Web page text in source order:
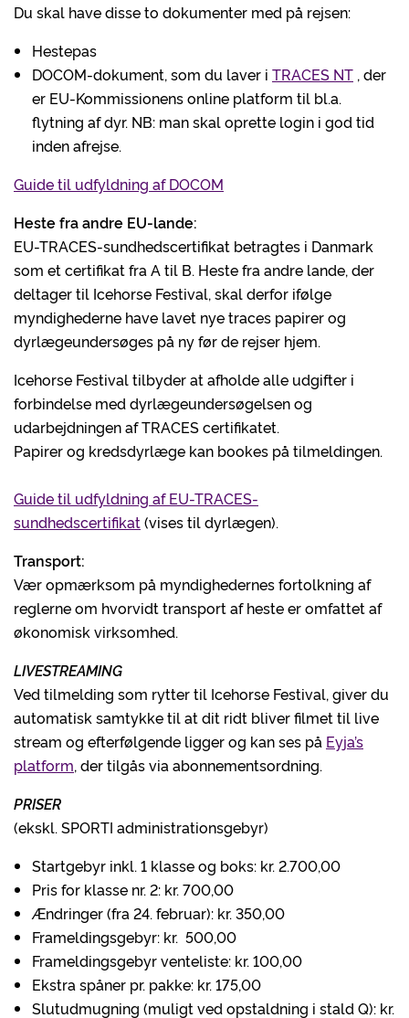
Du skal have disse to dokumenter med på rejsen:
Hestepas
DOCOM-dokument, som du laver i TRACES NT , der
er EU-Kommissionens online platform til bl.a.
flytning af dyr. NB: man skal oprette login i god tid
inden afrejse.
Guide til udfyldning af DOCOM
Heste fra andre EU-lande:
EU-TRACES-sundhedscertifikat betragtes i Danmark
som et certifikat fra A til B. Heste fra andre lande, der
deltager til Icehorse Festival, skal derfor ifølge
myndighederne have lavet nye traces papirer og
dyrlægeundersøges på ny før de rejser hjem.
Icehorse Festival tilbyder at afholde alle udgifter i
forbindelse med dyrlægeundersøgelsen og
udarbejdningen af TRACES certifikatet.
Papirer og kredsdyrlæge kan bookes på tilmeldingen.
Guide til udfyldning af EU-TRACES-
sundhedscertifikat(vises til dyrlægen).
Transport:
Vær opmærksom på myndighedernes fortolkning af
reglerne om hvorvidt transport af heste er omfattet af
økonomisk virksomhed.
LIVESTREAMING
Ved tilmelding som rytter til Icehorse Festival, giver du
automatisk samtykke til at dit ridt bliver filmet til live
stream og efterfølgende ligger og kan ses på Eyja’s
platform, der tilgås via abonnementsordning.
PRISER
(ekskl. SPORTI administrationsgebyr)
Startgebyr inkl. 1 klasse og boks: kr. 2.700,00
Pris for klasse nr. 2: kr. 700,00
Ændringer (fra 24. februar): kr. 350,00
Frameldingsgebyr: kr. 500,00
Frameldingsgebyr venteliste: kr. 100,00
Ekstra spåner pr. pakke: kr. 175,00
Slutudmugning (muligt ved opstaldning i stald Q): kr.